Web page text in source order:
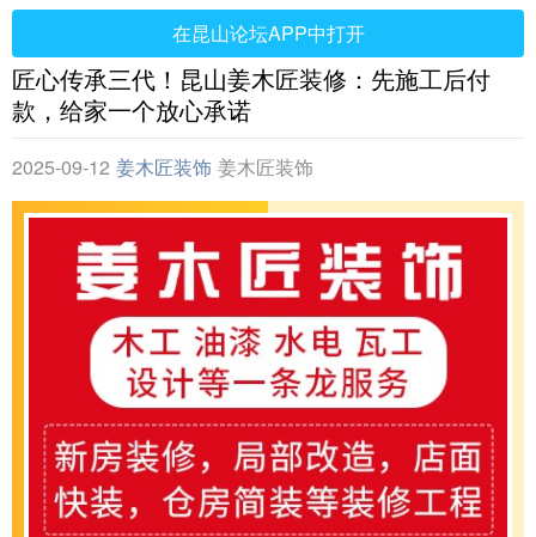
在昆山论坛APP中打开
匠心传承三代！昆山姜木匠装修：先施工后付
款，给家一个放心承诺
2025-09-12 姜木匠装饰 姜木匠装饰